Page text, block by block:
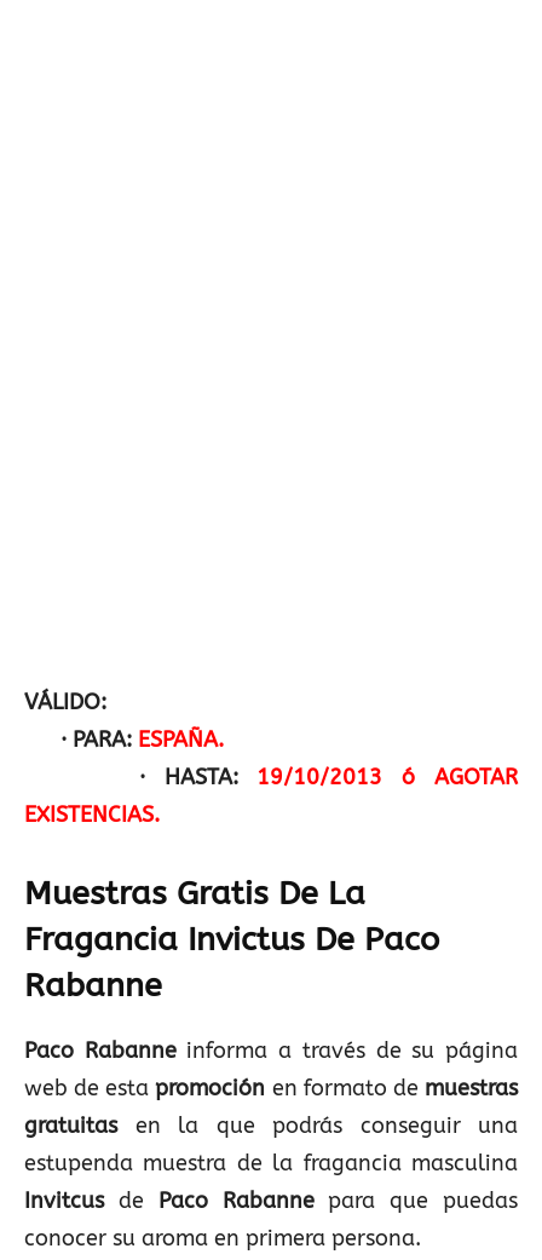
VÁLIDO:
· PARA: ESPAÑA.
· HASTA: 19/10/2013 ó AGOTAR
EXISTENCIAS.
Muestras Gratis De La
Fragancia Invictus De Paco
Rabanne
Paco Rabanneinforma a través de su página
web de estapromoción en formato de muestras
gratuitasen la que podrás conseguir una
estupenda muestra de la fragancia masculina
Invitcusde Paco Rabannepara que puedas
conocer su aroma en primera persona.